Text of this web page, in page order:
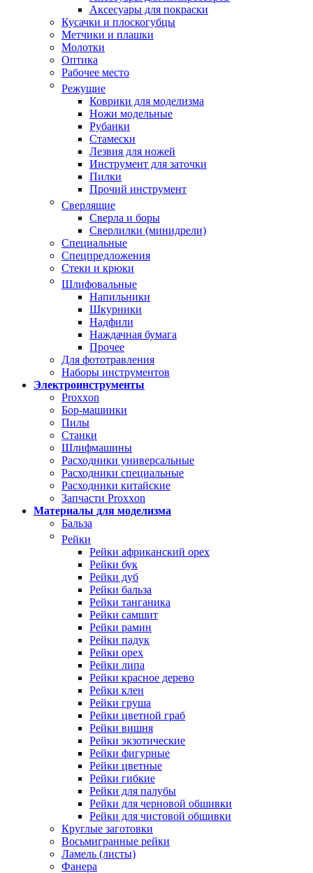
Аксесуары для покраски
Кусачки и плоскогубцы
Метчики и плашки
Молотки
Оптика
Рабочее место
Режущие
Коврики для моделизма
Ножи модельные
Рубанки
Стамески
Лезвия для ножей
Инструмент для заточки
Пилки
Прочий инструмент
Сверлящие
Сверла и боры
Сверлилки (минидрели)
Специальные
Спецпредложения
Стеки и крюки
Шлифовальные
Напильники
Шкурники
Надфили
Наждачная бумага
Прочее
Для фототравления
Наборы инструментов
Электроинструменты
Proxxon
Бор-машинки
Пилы
Станки
Шлифмашины
Расходники универсальные
Расходники специальные
Расходники китайские
Запчасти Proxxon
Материалы для моделизма
Бальза
Рейки
Рейки африканский орех
Рейки бук
Рейки дуб
Рейки бальза
Рейки танганика
Рейки самшит
Рейки рамин
Рейки падук
Рейки орех
Рейки липа
Рейки красное дерево
Рейки клен
Рейки груша
Рейки цветной граб
Рейки вишня
Рейки экзотические
Рейки фигурные
Рейки цветные
Рейки гибкие
Рейки для палубы
Рейки для черновой обшивки
Рейки для чистовой обшивки
Круглые заготовки
Восьмигранные рейки
Ламель (листы)
Фанера